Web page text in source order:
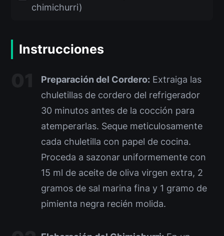
chimichurri)
Instrucciones
Preparación del Cordero: Extraiga las
chuletillas de cordero del refrigerador
30 minutos antes de la cocción para
atemperarlas. Seque meticulosamente
cada chuletilla con papel de cocina.
Proceda a sazonar uniformemente con
15 ml de aceite de oliva virgen extra, 2
gramos de sal marina fina y 1 gramo de
pimienta negra recién molida.